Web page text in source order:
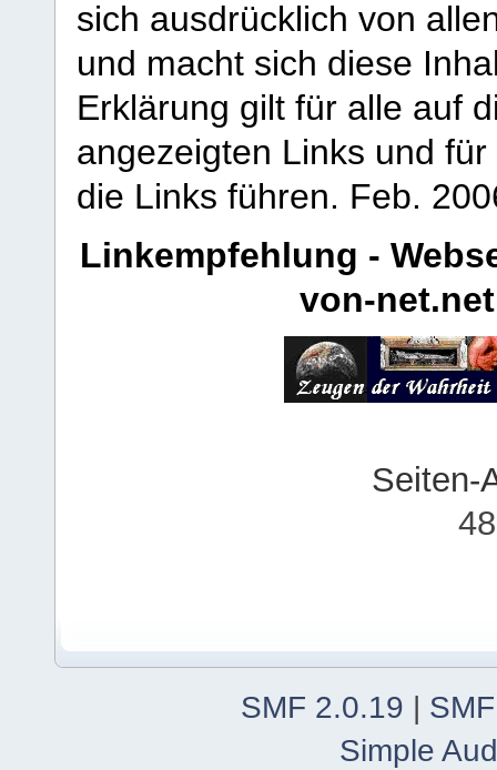
sich ausdrücklich von
und macht sich diese
Erklärung gilt für alle auf
angezeigten Links und
die Links führen. Feb.
Linkempfehlung -
von-net.net
Seiten-
SMF 2.0.19
Simple